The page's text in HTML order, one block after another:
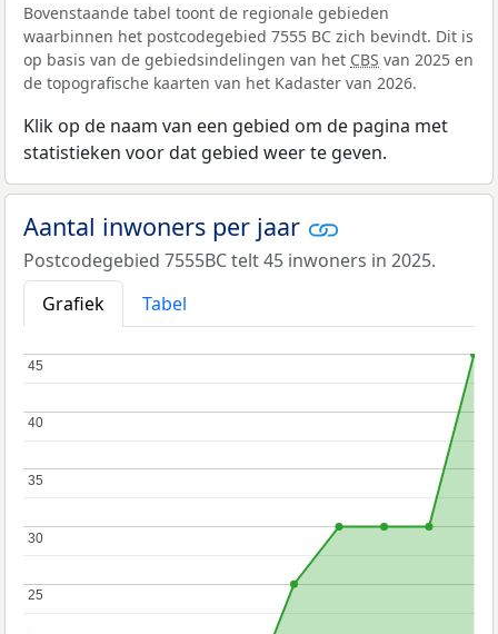
Bovenstaande tabel toont de regionale gebieden
waarbinnen het postcodegebied 7555 BC zich bevindt. Dit is
op basis van de gebiedsindelingen van het CBS van 2025 en
de topografische kaarten van het Kadaster van 2026.
Klik op de naam van een gebied om de pagina met
statistieken voor dat gebied weer te geven.
Aantal inwoners per jaar
Postcodegebied 7555BC telt 45 inwoners in 2025.
Grafiek
Tabel
25
25
30
30
35
35
40
40
45
45